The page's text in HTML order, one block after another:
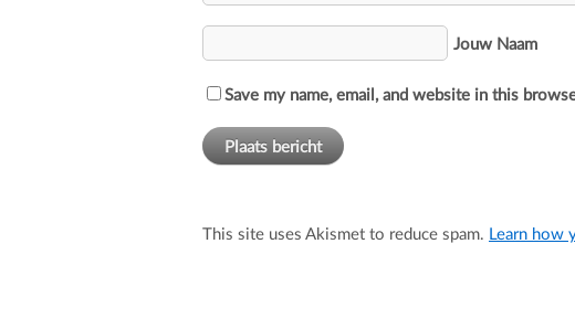
Jouw Naam
Save my name, email, and website in this
This site uses Akismet to reduce spam. Learn how